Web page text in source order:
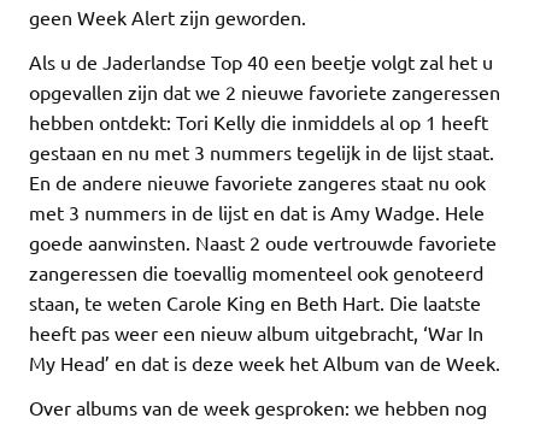
geen Week Alert zijn geworden.
Als u de Jaderlandse Top 40 een beetje volgt zal het u
opgevallen zijn dat we 2 nieuwe favoriete zangeressen
hebben ontdekt: Tori Kelly die inmiddels al op 1 heeft
gestaan en nu met 3 nummers tegelijk in de lijst staat.
En de andere nieuwe favoriete zangeres staat nu ook
met 3 nummers in de lijst en dat is Amy Wadge. Hele
goede aanwinsten. Naast 2 oude vertrouwde favoriete
zangeressen die toevallig momenteel ook genoteerd
staan, te weten Carole King en Beth Hart. Die laatste
heeft pas weer een nieuw album uitgebracht, ‘War In
My Head’ en dat is deze week het Album van de Week.
Over albums van de week gesproken: we hebben nog